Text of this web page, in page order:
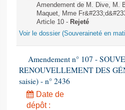
Amendement de M. Dive, M.
Maquet, Mme
Article 10 - Rejeté
Voir le dossier (Souveraineté en
Amendement n° 107 -
RENOUVELLEMENT DES
saisie) - n° 2436
Date de
dépôt :